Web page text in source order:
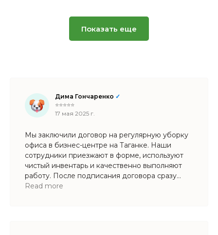
Показать еще
Дима Гончаренко ✓
⭐⭐⭐⭐⭐
17 мая 2025 г.
Мы заключили договор на регулярную уборку
офиса в бизнес-центре на Таганке. Наши
сотрудники приезжают в форме, используют
чистый инвентарь и качественно выполняют
работу. После подписания договора сразу
сделали генеральную уборку, включая
Read more